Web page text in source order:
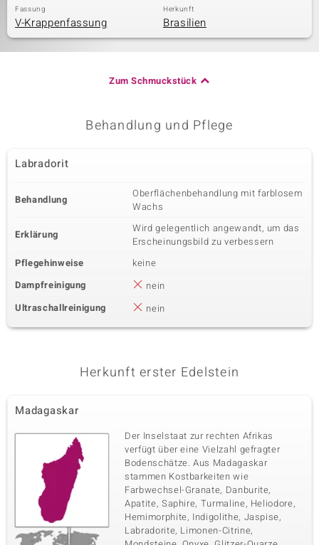
Fassung
V-Krappenfassung
Herkunft
Brasilien
Zum Schmuckstück
Behandlung und Pflege
Labradorit
Behandlung
Oberflächenbehandlung mit farblosem
Wachs
Erklärung
Wird gelegentlich angewandt, um das
Erscheinungsbild zu verbessern
Pflegehinweise
keine
Dampfreinigung
nein
Ultraschallreinigung
nein
Herkunft erster Edelstein
Madagaskar
Der Inselstaat zur rechten Afrikas
verfügt über eine Vielzahl gefragter
Bodenschätze. Aus Madagaskar
stammen Kostbarkeiten wie
Farbwechsel-Granate, Danburite,
Apatite, Saphire, Turmaline, Heliodore,
Hemimorphite, Indigolithe, Jaspise,
Labradorite, Limonen-Citrine,